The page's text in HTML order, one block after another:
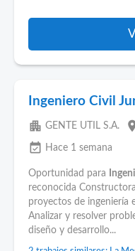
Ingeniero Civil
apartment GENTE UTIL S.A.
event_available Hace 1 semana
Oportunidad para
reconocida
proyectos de ingeniería
Analizar y resolver
diseño y desarrollo...